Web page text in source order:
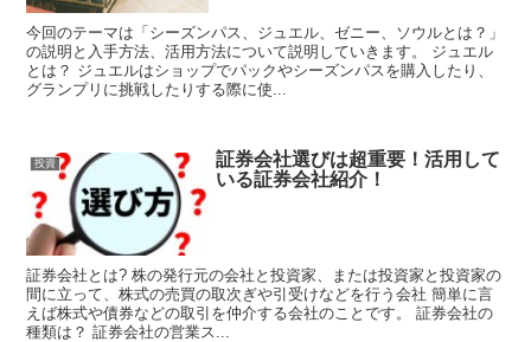
今回のテーマは「シーズンパス、ジュエル、ゼニー、ソウルとは？」
の説明と入手方法、活用方法について説明していきます。 ジュエル
とは？ ジュエルはショップでパックやシーズンパスを購入したり、
グランプリに挑戦したりする際に使...
投資
証券会社選びは超重要！活用して
いる証券会社紹介！
証券会社とは? 株の発行元の会社と投資家、または投資家と投資家の
間に立って、株式の売買の取次ぎや引受けなどを行う会社 簡単に言
えば株式や債券などの取引を仲介する会社のことです。 証券会社の
種類は？ 証券会社の営業ス...